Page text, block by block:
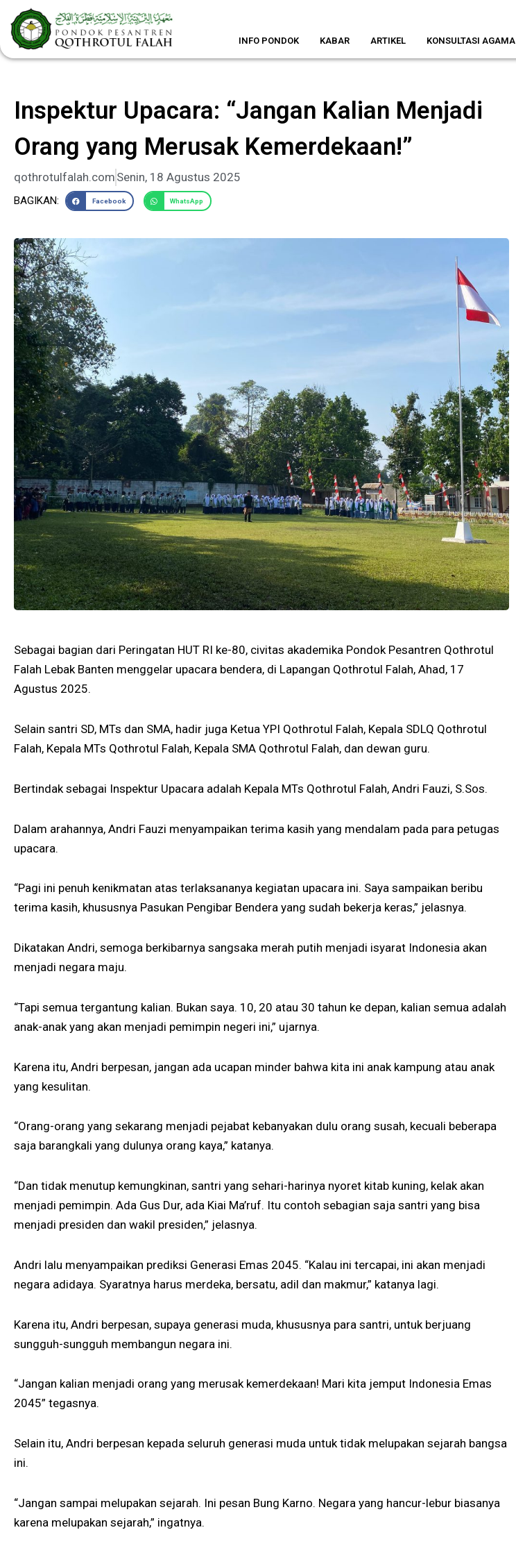
Lewati
ke
konten
INFO PONDOK KABAR ARTIKEL KONSULTASI AGAMA
Inspektur Upacara: “Jangan Kalian Menjadi
Orang yang Merusak Kemerdekaan!”
qothrotulfalah.com Senin, 18 Agustus 2025
BAGIKAN: Facebook WhatsApp
Sebagai bagian dari Peringatan HUT RI ke-80, civitas akademika Pondok Pesantren Qothrotul
Falah Lebak Banten menggelar upacara bendera, di Lapangan Qothrotul Falah, Ahad, 17
Agustus 2025.
Selain santri SD, MTs dan SMA, hadir juga Ketua YPI Qothrotul Falah, Kepala SDLQ Qothrotul
Falah, Kepala MTs Qothrotul Falah, Kepala SMA Qothrotul Falah, dan dewan guru.
Bertindak sebagai Inspektur Upacara adalah Kepala MTs Qothrotul Falah, Andri Fauzi, S.Sos.
Dalam arahannya, Andri Fauzi menyampaikan terima kasih yang mendalam pada para petugas
upacara.
“Pagi ini penuh kenikmatan atas terlaksananya kegiatan upacara ini. Saya sampaikan beribu
terima kasih, khususnya Pasukan Pengibar Bendera yang sudah bekerja keras,” jelasnya.
Dikatakan Andri, semoga berkibarnya sangsaka merah putih menjadi isyarat Indonesia akan
menjadi negara maju.
“Tapi semua tergantung kalian. Bukan saya. 10, 20 atau 30 tahun ke depan, kalian semua adalah
anak-anak yang akan menjadi pemimpin negeri ini,” ujarnya.
Karena itu, Andri berpesan, jangan ada ucapan minder bahwa kita ini anak kampung atau anak
yang kesulitan.
“Orang-orang yang sekarang menjadi pejabat kebanyakan dulu orang susah, kecuali beberapa
saja barangkali yang dulunya orang kaya,” katanya.
“Dan tidak menutup kemungkinan, santri yang sehari-harinya nyoret kitab kuning, kelak akan
menjadi pemimpin. Ada Gus Dur, ada Kiai Ma’ruf. Itu contoh sebagian saja santri yang bisa
menjadi presiden dan wakil presiden,” jelasnya.
Andri lalu menyampaikan prediksi Generasi Emas 2045. “Kalau ini tercapai, ini akan menjadi
negara adidaya. Syaratnya harus merdeka, bersatu, adil dan makmur,” katanya lagi.
Karena itu, Andri berpesan, supaya generasi muda, khususnya para santri, untuk berjuang
sungguh-sungguh membangun negara ini.
“Jangan kalian menjadi orang yang merusak kemerdekaan! Mari kita jemput Indonesia Emas
2045” tegasnya.
Selain itu, Andri berpesan kepada seluruh generasi muda untuk tidak melupakan sejarah bangsa
ini.
“Jangan sampai melupakan sejarah. Ini pesan Bung Karno. Negara yang hancur-lebur biasanya
karena melupakan sejarah,” ingatnya.